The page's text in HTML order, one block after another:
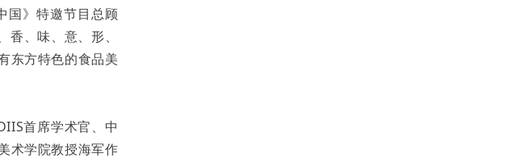
国》特邀节目总顾
、味、意、形、
东方特色的食品美
首席学术官、中
术学院教授海军作